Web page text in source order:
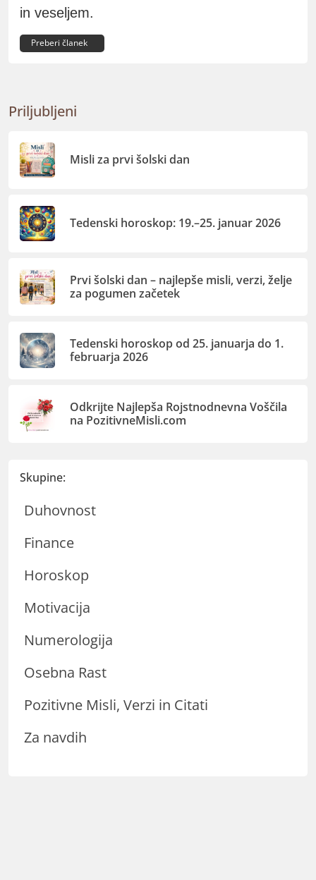
in veseljem.
Preberi članek
Priljubljeni
Misli za prvi šolski dan
Tedenski horoskop: 19.–25. januar 2026
Prvi šolski dan – najlepše misli, verzi, želje
za pogumen začetek
Tedenski horoskop od 25. januarja do 1.
februarja 2026
Odkrijte Najlepša Rojstnodnevna Voščila
na PozitivneMisli.com
Skupine:
Duhovnost
Finance
Horoskop
Motivacija
Numerologija
Osebna Rast
Pozitivne Misli, Verzi in Citati
Za navdih